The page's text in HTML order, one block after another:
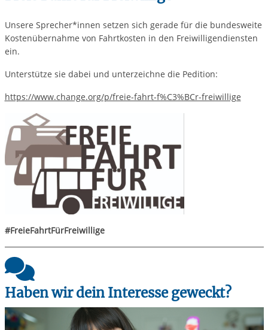
Unsere Sprecher*innen setzen sich gerade für die bundesweite
Kostenübernahme von Fahrtkosten in den Freiwilligendiensten
ein.
Unterstütze sie dabei und unterzeichne die Pedition:
https://www.change.org/p/freie-fahrt-f%C3%BCr-freiwillige
#FreieFahrtFürFreiwillige
Haben wir dein Interesse geweckt?